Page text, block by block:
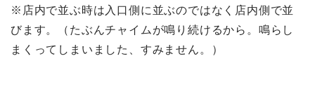
※店内で並ぶ時は入口側に並ぶのではなく店内側で並
びます。（たぶんチャイムが鳴り続けるから。鳴らし
まくってしまいました、すみません。）